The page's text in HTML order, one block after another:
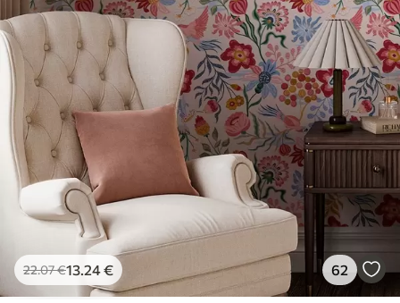
22.07€13.24€ 62